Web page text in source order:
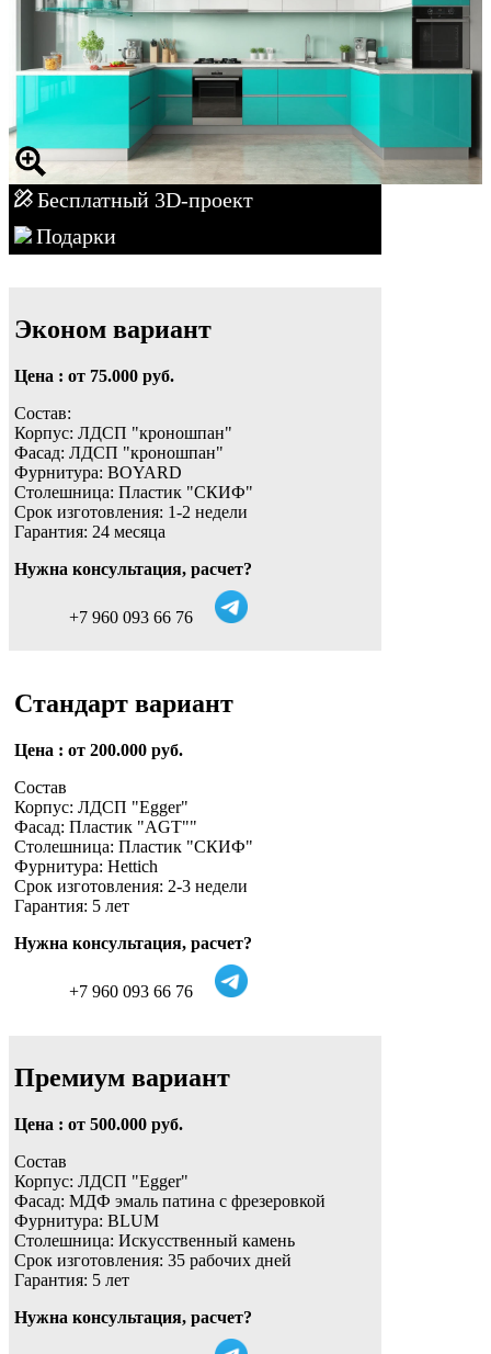
Бесплатный 3D-проект
Подарки
Эконом вариант
Цена : от 75.000 руб.
Состав:
Корпус: ЛДСП "кроношпан"
Фасад: ЛДСП "кроношпан"
Фурнитура: BOYARD
Столешница: Пластик "СКИФ"
Срок изготовления: 1-2 недели
Гарантия: 24 месяца
Нужна консультация, расчет?
+7 960 093 66 76
Стандарт вариант
Цена : от 200.000 руб.
Состав
Корпус: ЛДСП "Egger"
Фасад: Пластик "AGT""
Столешница: Пластик "СКИФ"
Фурнитура: Hettich
Срок изготовления: 2-3 недели
Гарантия: 5 лет
Нужна консультация, расчет?
+7 960 093 66 76
Премиум вариант
Цена : от 500.000 руб.
Состав
Корпус: ЛДСП "Egger"
Фасад: МДФ эмаль патина с фрезеровкой
Фурнитура: BLUM
Столешница: Искусственный камень
Срок изготовления: 35 рабочих дней
Гарантия: 5 лет
Нужна консультация, расчет?